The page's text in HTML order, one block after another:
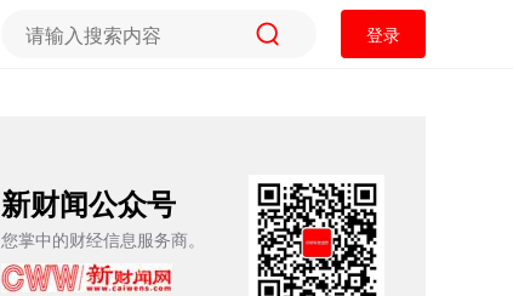
登录
新财闻公众号
您掌中的财经信息服务商。